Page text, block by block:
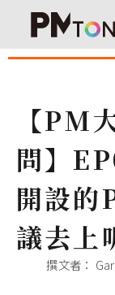
【PM
問】
開設的
議去上
撰文者：